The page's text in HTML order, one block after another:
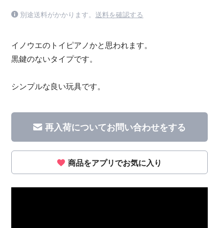
別途送料がかかります。 送料を確認する
イノウエのトイピアノかと思われます。
黒鍵のないタイプです。
シンプルな良い玩具です。
再入荷についてお問い合わせをする
商品をアプリでお気に入り